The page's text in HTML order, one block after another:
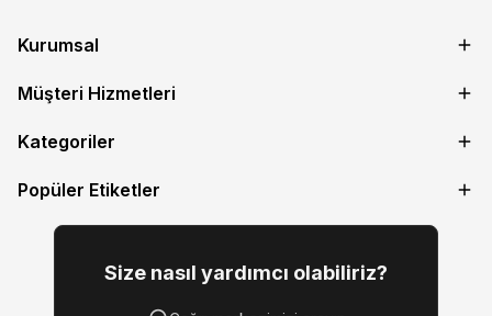
Kurumsal
Müşteri Hizmetleri
Kategoriler
Popüler Etiketler
Size nasıl yardımcı olabiliriz?